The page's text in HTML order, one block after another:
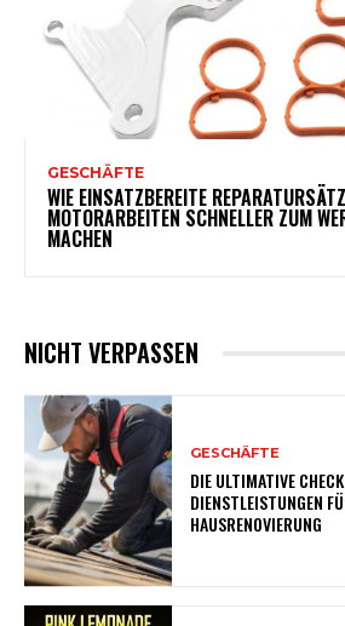
GESCHÄFTE
WIE EINSATZBEREITE
MOTORARBEITEN SCHNELLER ZUM
MACHEN
NICHT VERPASSEN
GESCHÄFTE
DIE ULTIMATIVE
DIENSTLEISTUNGEN
HAUSRENOVIERUNG